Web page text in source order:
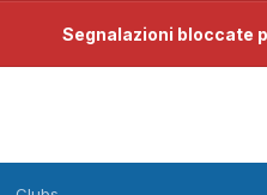
Segnalazioni bloccate